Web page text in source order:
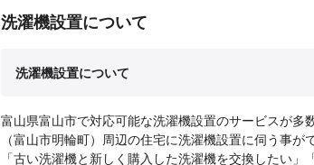
洗濯機設置について
洗濯機設置について
富山県富山市で対応可能な洗濯機設置のサービスが多
（富山市明輪町）周辺の住宅に洗濯機設置に伺う事が
「古い洗濯機と新しく購入した洗濯機を交換したい」